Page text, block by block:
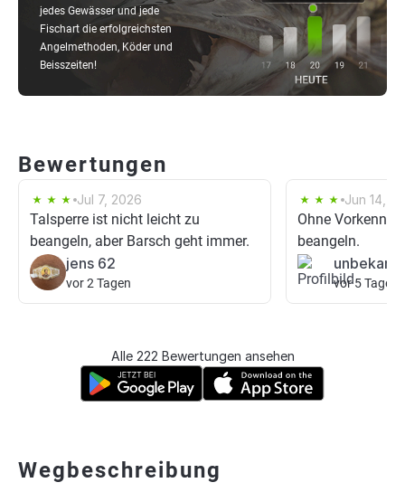
jedes Gewässer und jede
Fischart die erfolgreichsten
Angelmethoden, Köder und
Beisszeiten!
Bewertungen
Jul 7, 2026
Talsperre ist nicht leicht zu
beangeln, aber Barsch geht immer.
jens 62
vor 2 Tagen
Jun 14,
Ohne
beangeln.
vor 5 Tagen
Alle 222 Bewertungen ansehen
Wegbeschreibung